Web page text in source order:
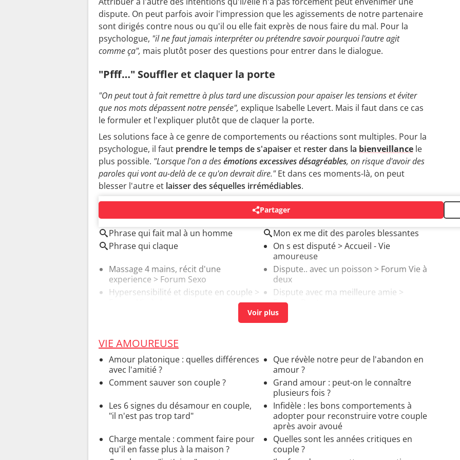
dispute. On peut parfois avoir l'impression que les agissements de notre partenaire
sont dirigés contre nous ou qu'il ou elle fait exprès de nous faire du mal. Pour la
psychologue, "il ne faut jamais interpréter ou prétendre savoir pourquoi l'autre agit
comme ça", mais plutôt poser des questions pour entrer dans le dialogue.
"Pfff…" Souffler et claquer la porte
"On peut tout à fait remettre à plus tard une discussion pour apaiser les tensions et éviter
que nos mots dépassent notre pensée", explique Isabelle Levert. Mais il faut dans ce cas
le formuler et l'expliquer plutôt que de claquer la porte.
Les solutions face à ce genre de comportements ou réactions sont multiples. Pour la
psychologue, il faut prendre le temps de s'apaiser et rester dans la bienveillance le
plus possible. "Lorsque l'on a desémotions excessives désagréables, on risque d'avoir des
paroles qui vont au-delà de ce qu'on devrait dire."Et dans ces moments-là, on peut
blesser l'autre et laisser des séquelles irrémédiables.
Partager
AUTOUR DU MÊME SUJET
Phrase qui fait mal à un homme
Mon ex me dit des paroles blessantes
Phrase qui claque
On s est disputé> Accueil - Vie
amoureuse
Massage 4 mains, récit d'une
experience > Forum Sexo
Dispute.. avec un poisson > Forum Vie à
deux
Hypersensibilité et dispute en couple >
Dispute avec ma meilleure amie >
Forum Rupture
VIE AMOUREUSE
Amour platonique : quelles différences
avec l'amitié ?
Que révèle notre peur de l'abandon en
amour ?
Comment sauver son couple ?
Grand amour : peut-on le connaître
plusieurs fois ?
Les 6 signes du désamour en couple,
"il n'est pas trop tard"
Infidèle : les bons comportements à
adopter pour reconstruire votre couple
après avoir avoué
Charge mentale : comment faire pour
qu'il en fasse plus à la maison ?
Quelles sont les années critiques en
couple ?